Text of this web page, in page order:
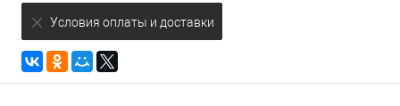
Условия оплаты и доставки